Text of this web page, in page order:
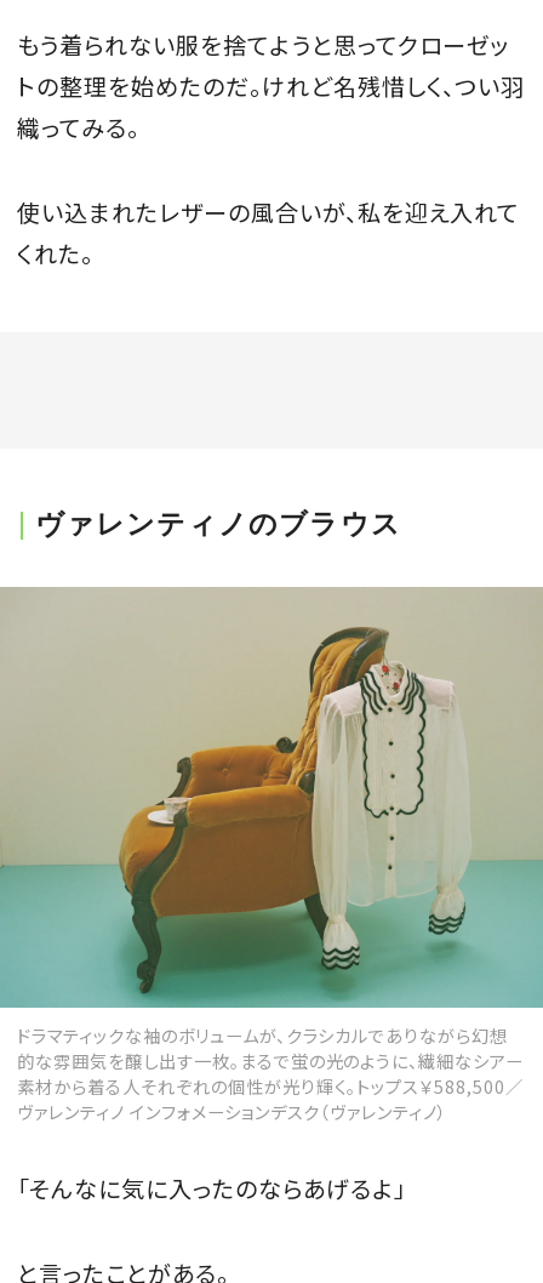
もう着られない服を捨てようと思ってクローゼッ
トの整理を始めたのだ。けれど名残惜しく、つい羽
織ってみる。
使い込まれたレザーの風合いが、私を迎え入れて
くれた。
ヴァレンティノのブラウス
ドラマティックな袖のボリュームが、クラシカルでありながら幻想
的な雰囲気を醸し出す一枚。まるで蛍の光のように、繊細なシアー
素材から着る人それぞれの個性が光り輝く。トップス￥588,500／
ヴァレンティノ インフォメーションデスク（ヴァレンティノ）
「そんなに気に入ったのならあげるよ」
と言ったことがある。